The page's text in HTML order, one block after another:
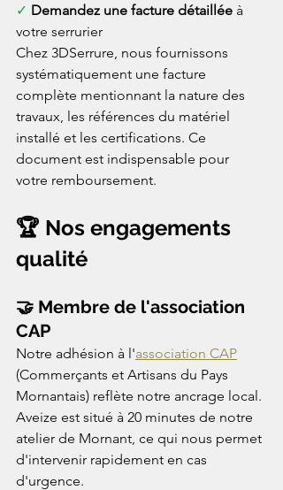
✓ Demandez une facture détaillée à
votre serrurier
Chez 3DSerrure, nous fournissons
systématiquement une facture
complète mentionnant la nature des
travaux, les références du matériel
installé et les certifications. Ce
document est indispensable pour
votre remboursement.
🏆 Nos engagements
qualité
🤝 Membre de l'association
CAP
Notre adhésion à l'association CAP
(Commerçants et Artisans du Pays
Mornantais) reflète notre ancrage local.
Aveize est situé à 20 minutes de notre
atelier de Mornant, ce qui nous permet
d'intervenir rapidement en cas
d'urgence.